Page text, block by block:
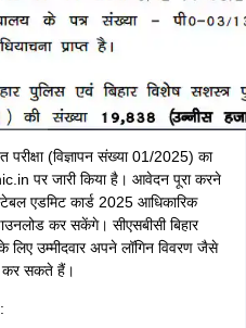
सेंट्रल सेलेक्शन बोर्ड ऑफ कांस्टेबल्स द्वारा